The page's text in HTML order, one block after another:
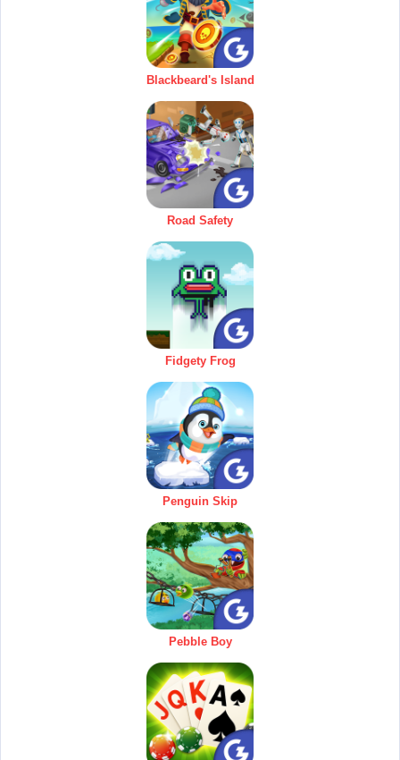
Blackbeard's Island
Road Safety
Fidgety Frog
Penguin Skip
Pebble Boy